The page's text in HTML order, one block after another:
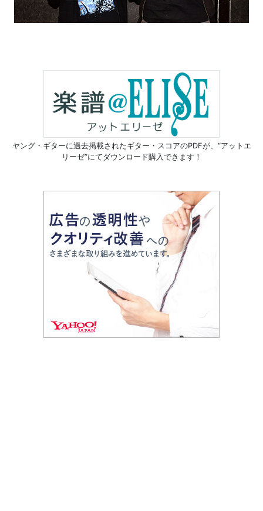
ヤング・ギターに過去掲載されたギター・スコアのPDFが、 “アットエ
リーゼ”にてダウンロード購入できます！